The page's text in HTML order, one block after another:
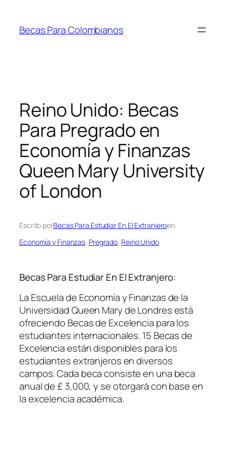
contenido
Becas Para Colombianos
Reino Unido: Becas
Para Pregrado en
Economía y Finanzas
Queen Mary University
of London
Escrito porBecas Para Estudiar En El Extranjeroen
Economía y Finanzas, Pregrado, Reino Unido
Becas Para Estudiar En El Extranjero:
La Escuela de Economía y Finanzas de la
Universidad Queen Mary de Londres está
ofreciendo Becas de Excelencia para los
estudiantes internacionales. 15 Becas de
Excelencia están disponibles para los
estudiantes extranjeros en diversos
campos. Cada beca consiste en una beca
anual de £ 3,000, y se otorgará con base en
la excelencia académica.